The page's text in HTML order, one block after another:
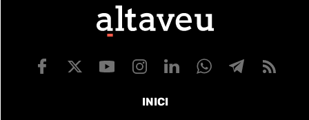
INICI